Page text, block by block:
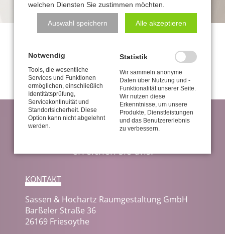
Sie möchten einen Termin
erreichen Sie uns:
KONTAKT
Sassen & Hochartz Raumgestaltung GmbH
Barßeler Straße 36
26169 Friesoythe
welchen Diensten Sie zustimmen möchten.
Auswahl speichern Alle akzeptieren
Notwendig
Tools, die wesentliche
Services und Funktionen
ermöglichen, einschließlich
Identitätsprüfung,
Servicekontinuität und
Standortsicherheit. Diese
Option kann nicht abgelehnt
werden.
Statistik
Wir sammeln anonyme
Daten über Nutzung und -
Funktionalität unserer Seite.
Wir nutzen diese
Erkenntnisse, um unsere
Produkte, Dienstleistungen
und das Benutzererlebnis
zu verbessern.